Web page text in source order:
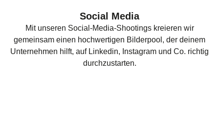
Social Media
Mit unseren Social-Media-Shootings kreieren wir
gemeinsam einen hochwertigen Bilderpool, der deinem
Unternehmen hilft, auf Linkedin, Instagram und Co. richtig
durchzustarten.